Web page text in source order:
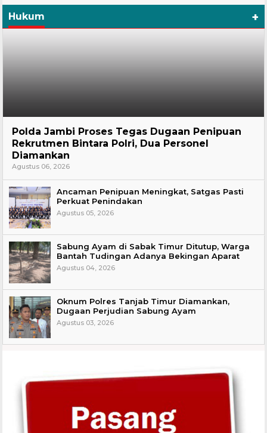
Hukum +
Polda Jambi Proses Tegas Dugaan Penipuan
Rekrutmen Bintara Polri, Dua Personel
Diamankan
Agustus 06, 2026
Ancaman Penipuan Meningkat, Satgas Pasti
Perkuat Penindakan
Agustus 05, 2026
Sabung Ayam di Sabak Timur Ditutup, Warga
Bantah Tudingan Adanya Bekingan Aparat
Agustus 04, 2026
Oknum Polres Tanjab Timur Diamankan,
Dugaan Perjudian Sabung Ayam
Agustus 03, 2026